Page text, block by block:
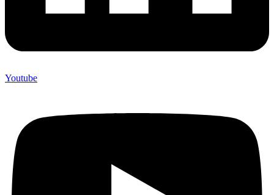
Youtube